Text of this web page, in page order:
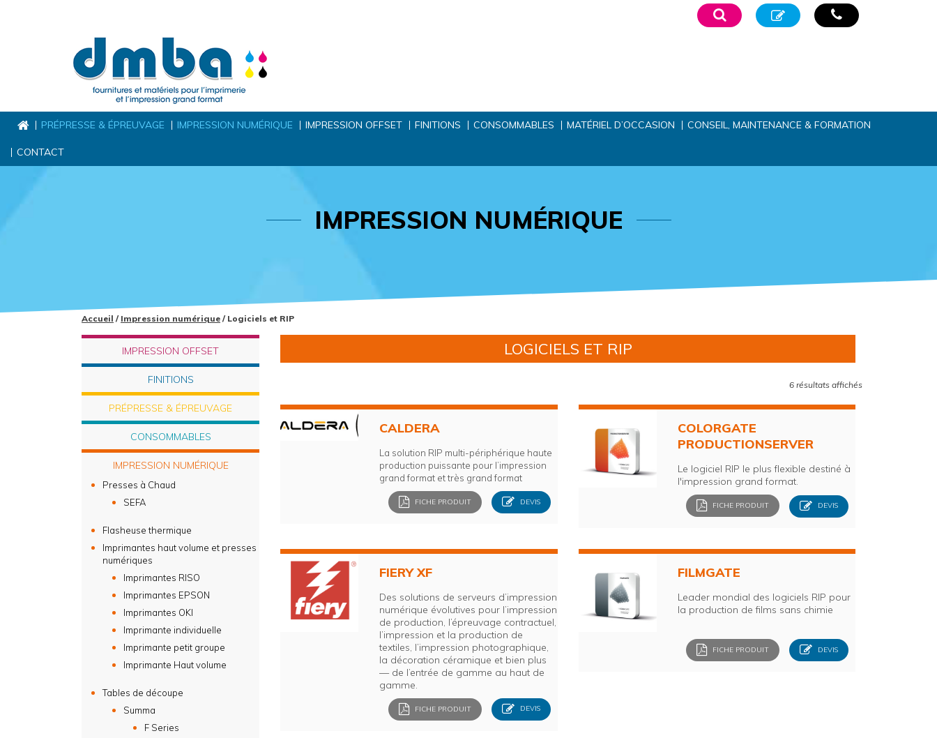
PRÉPRESSE & ÉPREUVAGE IMPRESSION NUMÉRIQUE IMPRESSION OFFSET FINITIONS CONSOMMABLES MATÉRIEL D’OCCASION CONSEIL, MAINTENANCE & FORMATION
CONTACT
IMPRESSION NUMÉRIQUE
Accueil / Impression numérique / Logiciels et RIP
LOGICIELS ET RIP
6 résultats affichés
CALDERA
La solution RIP multi-périphérique haute
production puissante pour l’impression
grand format et très grand format
FICHE PRODUIT DEVIS
COLORGATE
PRODUCTIONSERVER
Le logiciel RIP le plus flexible destiné à
l'impression grand format.
FICHE PRODUIT DEVIS
FIERY XF
Des solutions de serveurs d’impression
numérique évolutives pour l’impression
de production, l’épreuvage contractuel,
l’impression et la production de
textiles, l’impression photographique,
la décoration céramique et bien plus
— de l’entrée de gamme au haut de
gamme.
FICHE PRODUIT DEVIS
FILMGATE
Leader mondial des logiciels RIP pour
la production de films sans chimie
FICHE PRODUIT DEVIS
IMPRESSION OFFSET
FINITIONS
PRÉPRESSE & ÉPREUVAGE
CONSOMMABLES
IMPRESSION NUMÉRIQUE
Presses à Chaud
SEFA
Flasheuse thermique
Imprimantes haut volume et presses
numériques
Imprimantes RISO
Imprimantes EPSON
Imprimantes OKI
Imprimante individuelle
Imprimante petit groupe
Imprimante Haut volume
Tables de découpe
Summa
F Series